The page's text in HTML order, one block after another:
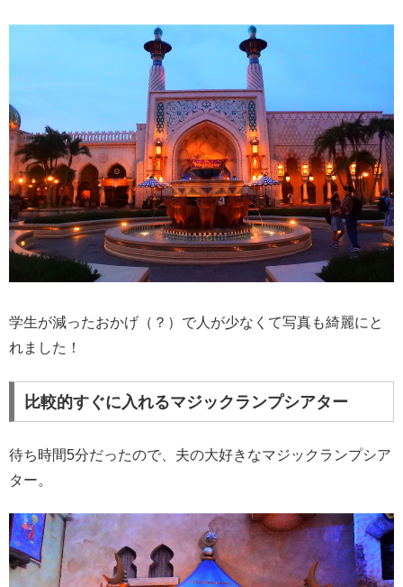
学生が減ったおかげ（？）で人が少なくて写真も綺麗にと
れました！
比較的すぐに入れるマジックランプシアター
待ち時間5分だったので、夫の大好きなマジックランプシア
ター。